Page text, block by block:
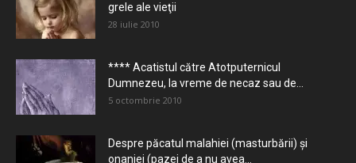
grele ale vieţii
28 iulie 2010
**** Acatistul către Atotputernicul
Dumnezeu, la vreme de necaz sau de...
5 octombrie 2010
Despre păcatul malahiei (masturbării) şi
onaniei (pazei de a nu avea...